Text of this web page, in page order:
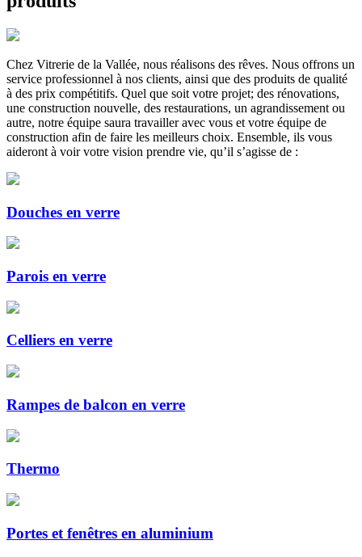
Chez Vitrerie de la Vallée, nous réalisons des rêves. Nous offrons un
service professionnel à nos clients, ainsi que des produits de qualité
à des prix compétitifs. Quel que soit votre projet; des rénovations,
une construction nouvelle, des restaurations, un agrandissement ou
autre, notre équipe saura travailler avec vous et votre équipe de
construction afin de faire les meilleurs choix. Ensemble, ils vous
aideront à voir votre vision prendre vie, qu’il s’agisse de :
Douches en verre
Parois en verre
Celliers en verre
Rampes de balcon en verre
Thermo
Portes et fenêtres en aluminium